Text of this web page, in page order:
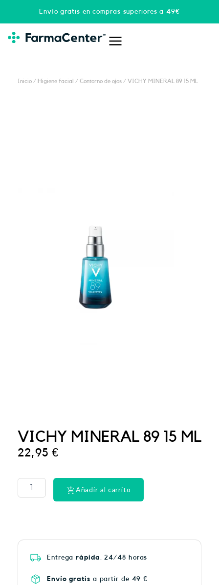
Envío gratis en compras superiores a 49€
Inicio / Higiene facial / Contorno de ojos / VICHY MINERAL 89 15 ML
VICHY MINERAL 89 15 ML
22,95€
DENTAL
LACER
EX-
Añadir al carrito
Entregarápida . 24/48 horas
Envío gratis a partir de 49 €